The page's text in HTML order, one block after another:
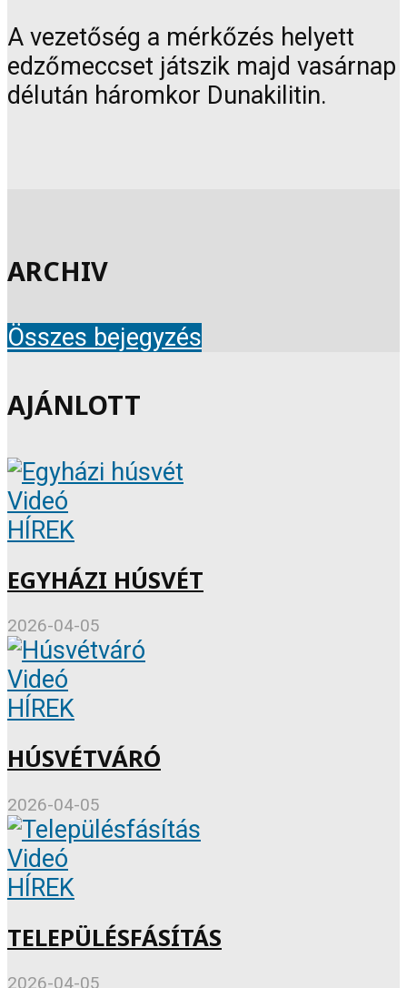
A vezetőség a mérkőzés helyett
edzőmeccset játszik majd vasárnap
délután háromkor Dunakilitin.
ARCHIV
Összes bejegyzés
AJÁNLOTT
Videó
HÍREK
EGYHÁZI HÚSVÉT
2026-04-05
Videó
HÍREK
HÚSVÉTVÁRÓ
2026-04-05
Videó
HÍREK
TELEPÜLÉSFÁSÍTÁS
2026-04-05